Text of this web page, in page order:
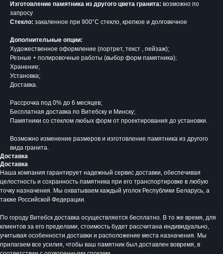
Изготовление памятника из другого цвета гранита: возможно по
запросу
Стекло: закаленное при 900°С стекло, крепкое и долговечное
Дополнительные опции:
Художественное оформление (портрет, текст , пейзаж);
Резные + полировочные работы (выбор форм памятника);
Хранение;
Установка;
Доставка.
Рассрочка под 0% до 6 месяцев;
Бесплатная доставка по Витебску и Минску;
Памятники со стеклом любых форм от проектирования до установки.
Возможно изменение размеров и изготовление памятника из другого
вида гранита.
Доставка
Доставка
Наша компания гарантирует надежный сервис доставки, обеспечивая
целостность и сохранность памятника при его транспортировке в любую
точку назначения. Мы охватываем каждый уголок Республики Беларусь, а
также Российской Федерации.
По городу Витебск доставка осуществляется бесплатно. В то же время, для
клиентов за его пределами, стоимость будет рассчитана индивидуально,
учитывая особенности доставки и расположение места назначения. Мы
прилагаем все усилия, чтобы ваш памятник был доставлен вовремя, в
Телефон (Viber, Wa): +375 (33) 333-80-33
Время работы:
Вторник - Суббота:
С 10.00 - 19.00
Воскресенье: Выходной
Производство мемориальной продукции
любой сложности без посредников